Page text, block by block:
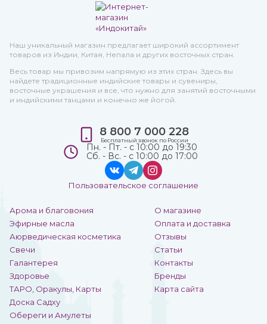
Наш уникальный магазин предлагает широкий ассортимент
товаров из Индии, Китая, Непала и других восточных стран.
Весь товар мы привозим напрямую из этих стран. Здесь вы
найдете традиционные индийские товары и сувениры,
восточные украшения и все, что нужно для занятий восточными
и индийскими танцами и конечно же йогой.
Арома и благовония
Эфирные масла
Аюрведическая косметика
Свечи
Галантерея
Здоровье
ТАРО, Оракулы, Карты
Доска Садху
Обереги и Амулеты
О магазине
Оплата и доставка
Отзывы
Статьи
Контакты
Бренды
Карта сайта
8 800 7 000 228
Бесплатный звонок по России
Пн. - Пт. - с 10:00 до 19:30
Сб. - Вс. - с 10:00 до 17:00
Пользовательское соглашение